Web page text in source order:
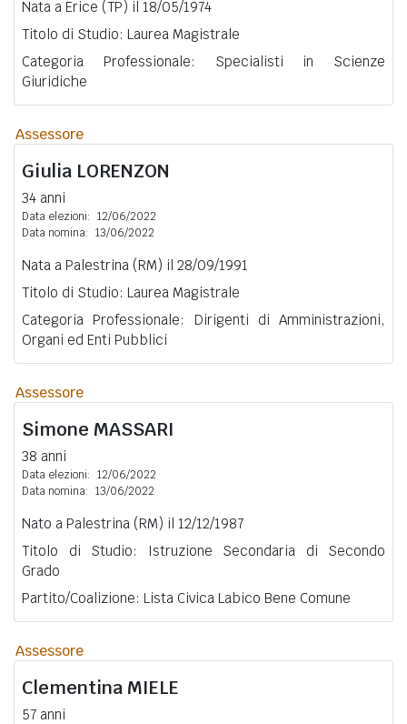
Nata a Erice (TP) il 18/05/1974
Titolo di Studio: Laurea Magistrale
Categoria Professionale: Specialisti in Scienze
Giuridiche
Assessore
Giulia LORENZON
34 anni
Data elezioni: 12/06/2022
Data nomina: 13/06/2022
Nata a Palestrina (RM) il 28/09/1991
Titolo di Studio: Laurea Magistrale
Categoria Professionale: Dirigenti di Amministrazioni,
Organi ed Enti Pubblici
Assessore
Simone MASSARI
38 anni
Data elezioni: 12/06/2022
Data nomina: 13/06/2022
Nato a Palestrina (RM) il 12/12/1987
Titolo di Studio: Istruzione Secondaria di Secondo
Grado
Partito/Coalizione: Lista Civica Labico Bene Comune
Assessore
Clementina MIELE
57 anni